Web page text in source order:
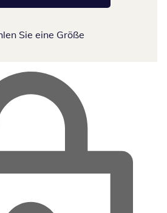
Sie eine Größe